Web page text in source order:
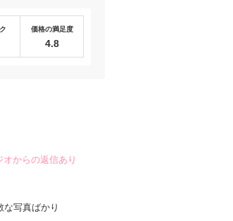
価格の満足度
4.8
オからの返信あり
写真ばかり